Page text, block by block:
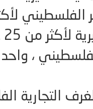
،
التجارية